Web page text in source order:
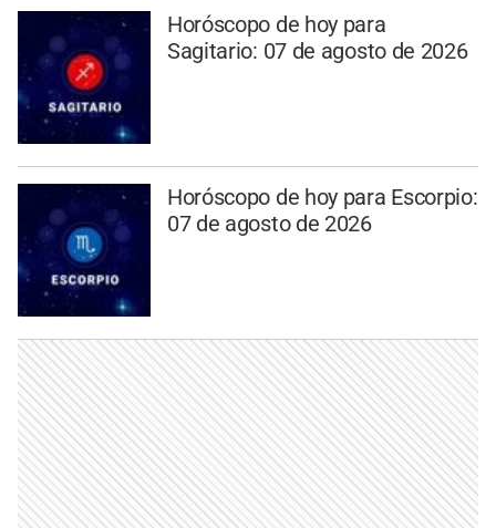
Horóscopo de hoy para
Sagitario: 07 de agosto de 2026
Horóscopo de hoy para Escorpio:
07 de agosto de 2026